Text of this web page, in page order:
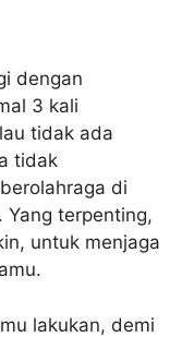
dengan
3 kali
tidak ada
tidak
di
Yang terpenting,
untuk menjaga
lakukan, demi